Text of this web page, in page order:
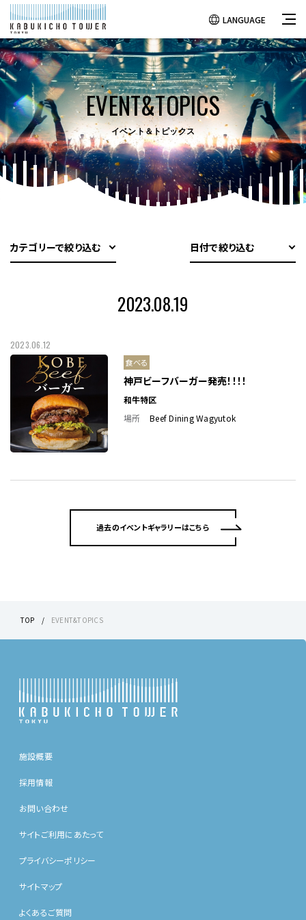
LANGUAGE
EVENT&TOPICS
イベント＆トピックス
カテゴリーで絞り込む 日付で絞り込む
2023.08.19
2023.06.12
食べる
神戸ビーフバーガー発売！！！！
和牛特区
場所
Beef Dining Wagyutok
過去のイベントギャラリーはこちら
TOP EVENT&TOPICS
施設概要
採用情報
お問い合わせ
サイトご利用にあたって
プライバシーポリシー
サイトマップ
よくあるご質問